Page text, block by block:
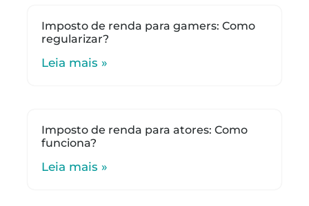
Imposto de renda para gamers: Como
regularizar?
Leia mais »
Imposto de renda para atores: Como
funciona?
Leia mais »